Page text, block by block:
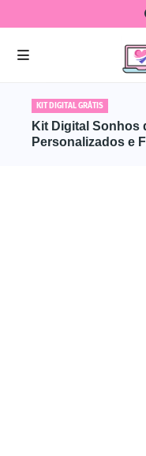
KIT DIGITAL GRÁTIS
Kit Digital Sonhos
Personalizados e